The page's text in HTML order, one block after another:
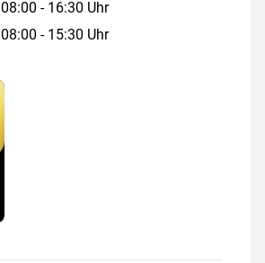
08:00 - 16:30 Uhr
08:00 - 15:30 Uhr